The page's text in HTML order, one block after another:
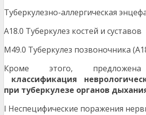
Туберкулезно-аллергическая
A18.0 Туберкулез костей и суставов
M49.0 Туберкулез позвоночника
Кроме этого,
классификация
при туберкулезе органов
I Неспецифические поражения